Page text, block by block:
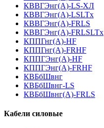
КВВГЭнг(А)-LS-ХЛ
КВВГЭнг(А)-LSLTx
КВВГЭнг(А)-FRLS
КВВГЭнг(А)-FRLSLTx
КППГнг(А)-HF
КППГнг(А)-FRHF
КППГЭнг(А)-HF
КППГЭнг(А)-FRHF
КВБбШвнг
КВБбШвнг-LS
КВБбШвнг(А)-FRLS
Кабели силовые